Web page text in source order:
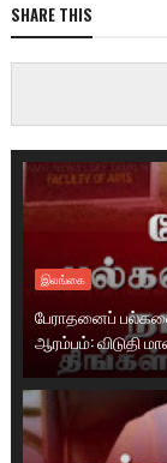
SHARE THIS
இலங்கை
பேராதனைப்
ஆரம்பம்: விடுதி